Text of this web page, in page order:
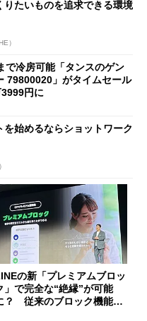
りたいものを追求できる環境
）
で冷房可能「タンスのゲン
79800020」がタイムセール
円に
を始めるならショットワーク
の新「プレミアムブロッ
」で完全な“絶縁”が可能
？ 従来のブロック機能と